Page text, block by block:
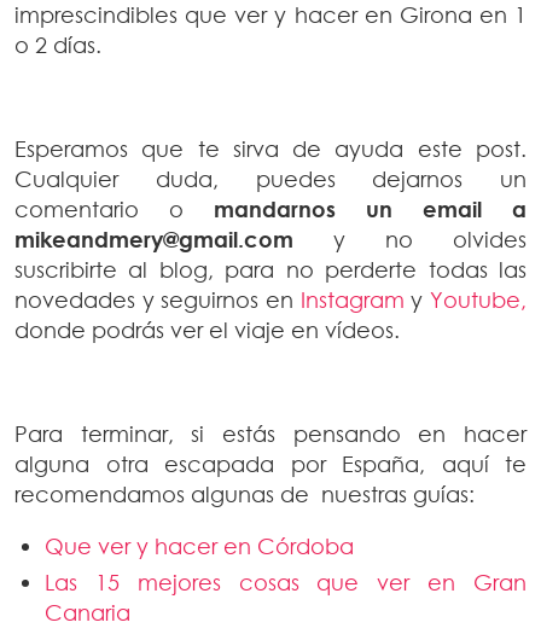
imprescindibles que ver y hacer en Girona en 1
o 2 días.
Esperamos que te sirva de ayuda este post.
Cualquier duda, puedes dejarnos un
comentario o mandarnos un email a
mikeandmery@gmail.com y no olvides
suscribirte al blog, para no perderte todas las
novedades y seguirnos en Instagram yYoutube,
donde podrás ver el viaje en vídeos.
Para terminar, si estás pensando en hacer
alguna otra escapada por España, aquí te
recomendamos algunas de nuestras guías:
Que ver y hacer en Córdoba
Las 15 mejores cosas que ver en Gran
Canaria